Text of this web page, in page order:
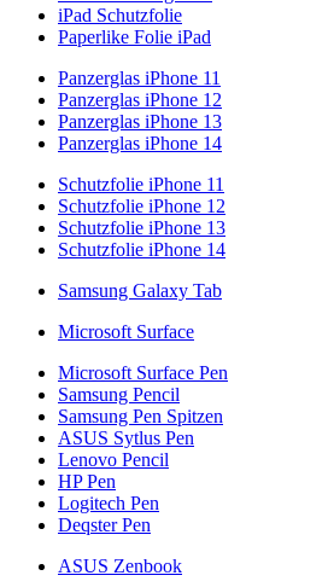
iPad Schutzfolie
Paperlike Folie iPad
Panzerglas iPhone 11
Panzerglas iPhone 12
Panzerglas iPhone 13
Panzerglas iPhone 14
Schutzfolie iPhone 11
Schutzfolie iPhone 12
Schutzfolie iPhone 13
Schutzfolie iPhone 14
Samsung Galaxy Tab
Microsoft Surface
Microsoft Surface Pen
Samsung Pencil
Samsung Pen Spitzen
ASUS Sytlus Pen
Lenovo Pencil
HP Pen
Logitech Pen
Deqster Pen
ASUS Zenbook